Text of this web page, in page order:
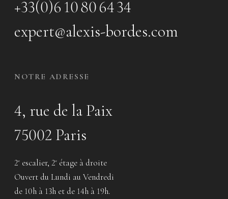
+33(0)6 10 80 64 34
expert@alexis-bordes.com
NOTRE ADRESSE
4, rue de la Paix
75002 Paris
2e escalier, 2e étage à droite
Ouvert du Lundi au Vendredi
de 10h à 13h et de 14h à 19h.